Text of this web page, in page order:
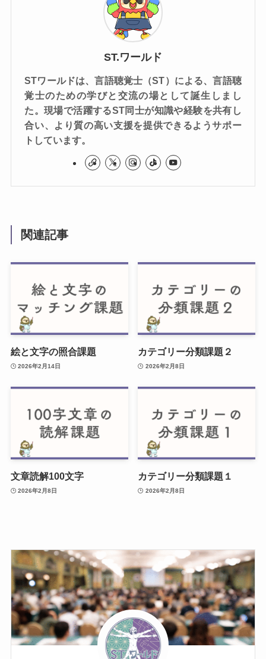
ST.ワールド
STワールドは、言語聴覚士（ST）による、言語聴
覚士のための学びと交流の場として誕生しまし
た。現場で活躍するST同士が知識や経験を共有し
合い、より質の高い支援を提供できるようサポー
トしています。
関連記事
絵と文字の照合課題
2026年2月14日
カテゴリー分類課題２
2026年2月8日
文章読解100文字
2026年2月8日
カテゴリー分類課題１
2026年2月8日